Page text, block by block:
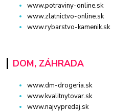
www.potraviny-online.sk
www.zlatnictvo-online.sk
www.rybarstvo-kamenik.sk
DOM, ZÁHRADA
www.dm-drogeria.sk
www.kvalitnytovar.sk
www.najvypredaj.sk